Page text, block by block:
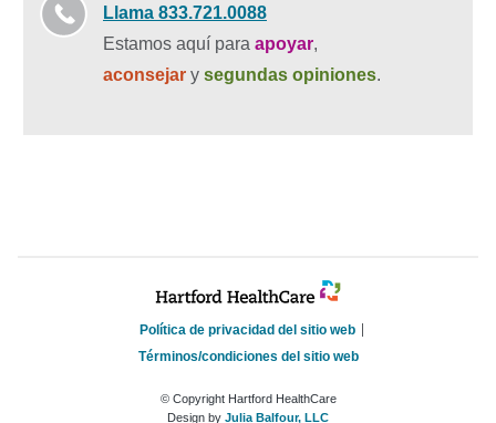
Llama 833.721.0088
Estamos aquí para apoyar,
aconsejar y segundas opiniones.
Política de privacidad del sitio web
Términos/condiciones del sitio web
© Copyright Hartford HealthCare
Design by Julia Balfour, LLC